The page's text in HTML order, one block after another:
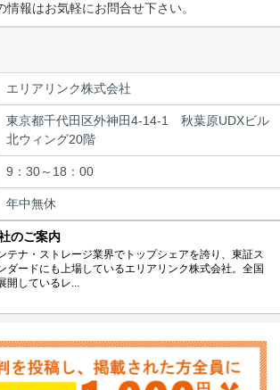
情報はお気軽にお問合せ下さい。
エリアリンク株式会社
東京都千代田区外神田4-14-1 秋葉原UDXビル
北ウィング20階
9：30～18：00
年中無休
のご案内
テナ・ストレージ業界でトップシェアを誇り、東証ス
ダードにも上場しているエリアリンク株式会社。全国
開しているレ...